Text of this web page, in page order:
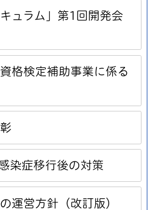
ュラム」第1回開発会
格検定補助事業に係る
染症移行後の対策
運営方針（改訂版）